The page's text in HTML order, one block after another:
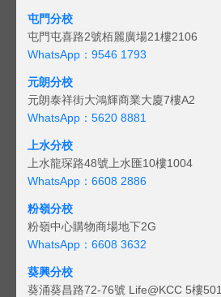
屯門分校
屯門屯喜路2號栢麗廣場21樓2106
WhatsApp：9546 1793
元朗分校
元朗泰祥街大鴻輝商業大廈7樓A2
WhatsApp：5620 8881
上水分校
上水龍琛路48號上水匯10樓1004
WhatsApp：6608 2886
粉嶺分校
粉嶺中心購物商場地下2G
WhatsApp：6608 3632
葵興分校
葵涌葵昌路72-76號 Life@KCC 5樓501